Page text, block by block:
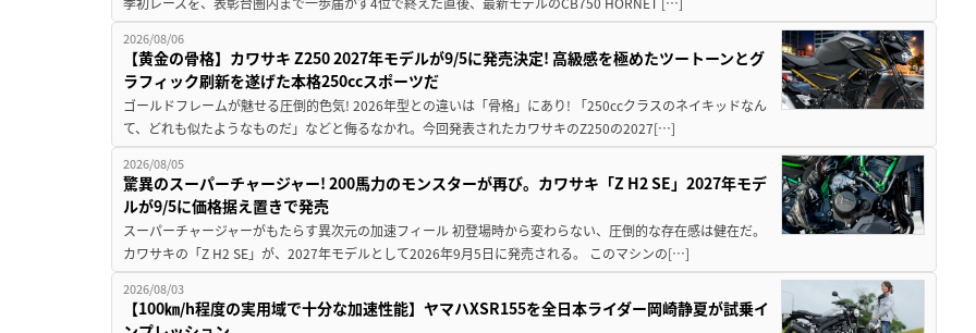
2026/08/06
【黄金の骨格】カワサキ Z250 2027年モデルが9/5に発売決定! 高級感を極めたツートーンとグ
ラフィック刷新を遂げた本格250ccスポーツだ
ゴールドフレームが魅せる圧倒的色気! 2026年型との違いは「骨格」にあり! 「250ccクラスのネイキッドなん
て、どれも似たようなものだ」などと侮るなかれ。今回発表されたカワサキのZ250の2027[…]
2026/08/05
驚異のスーパーチャージャー! 200馬力のモンスターが再び。カワサキ「Z H2 SE」2027年モデ
ルが9/5に価格据え置きで発売
スーパーチャージャーがもたらす異次元の加速フィール 初登場時から変わらない、圧倒的な存在感は健在だ。
カワサキの「Z H2 SE」が、2027年モデルとして2026年9月5日に発売される。 このマシンの[…]
2026/08/03
【100㎞/h程度の実用域で十分な加速性能】ヤマハXSR155を全日本ライダー岡崎静夏が試乗イ